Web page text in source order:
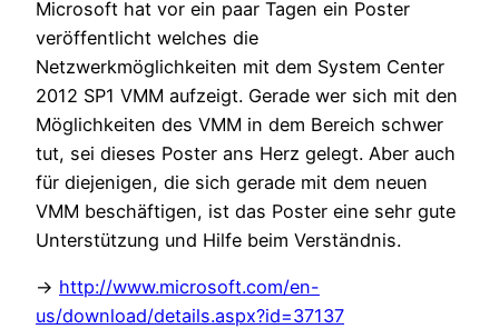
Microsoft hat vor ein paar Tagen ein Poster
veröffentlicht welches die
Netzwerkmöglichkeiten mit dem System Center
2012 SP1 VMM aufzeigt. Gerade wer sich mit den
Möglichkeiten des VMM in dem Bereich schwer
tut, sei dieses Poster ans Herz gelegt. Aber auch
für diejenigen, die sich gerade mit dem neuen
VMM beschäftigen, ist das Poster eine sehr gute
Unterstützung und Hilfe beim Verständnis.
-> http://www.microsoft.com/en-
us/download/details.aspx?id=37137